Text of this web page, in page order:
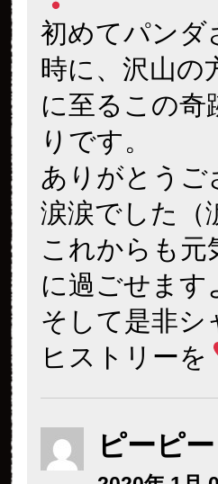
初めてパンダ
時に、沢山の
に至るこの奇
りです。
ありがとうご
涙涙でした（
これからも元
に過ごせます
そして是非シ
ヒストリーを
ピーピー